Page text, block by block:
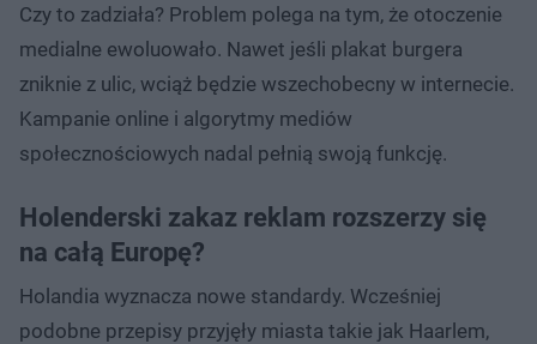
Czy to zadziała? Problem polega na tym, że otoczenie
medialne ewoluowało. Nawet jeśli plakat burgera
zniknie z ulic, wciąż będzie wszechobecny w internecie.
Kampanie online i algorytmy mediów
społecznościowych nadal pełnią swoją funkcję.
Holenderski zakaz reklam rozszerzy się
na całą Europę?
Holandia wyznacza nowe standardy. Wcześniej
podobne przepisy przyjęły miasta takie jak Haarlem,